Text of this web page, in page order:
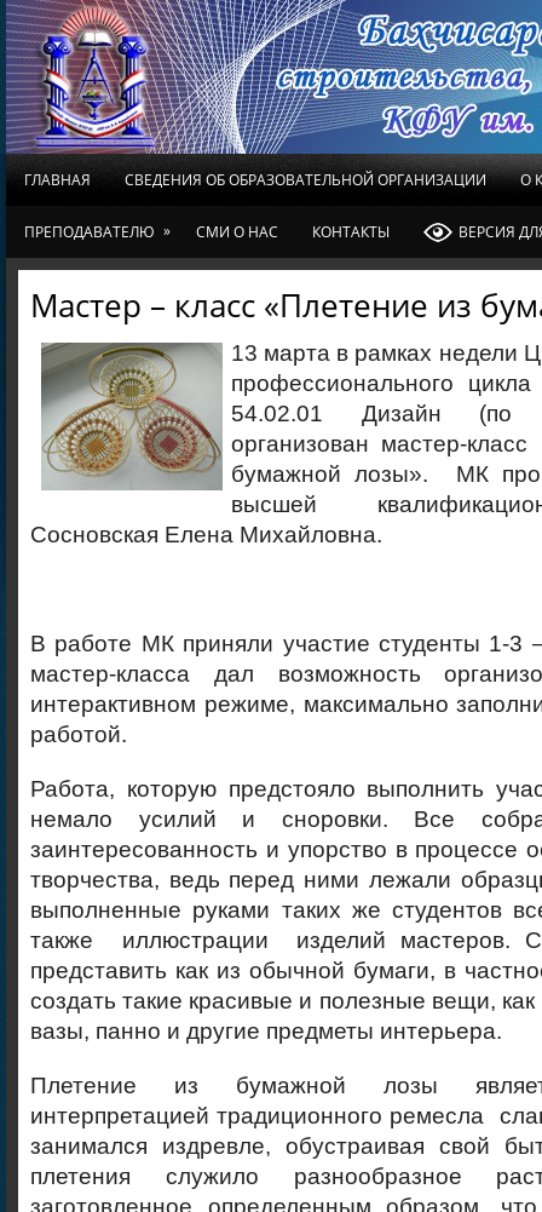
ГЛАВНАЯ СВЕДЕНИЯ ОБ ОБРАЗОВАТЕЛЬНОЙ ОРГАНИЗАЦИИ О
ПРЕПОДАВАТЕЛЮ » СМИ О НАС КОНТАКТЫ ВЕРСИЯ
Мастер – класс «Плетение из
13 марта в рамках недели
профессионального
54.02.01 Дизайн (по
организован мастер-
бумажной лозы». МК
высшей
Сосновская Елена Михайловна.
В работе МК приняли участие студенты 1-3
мастер-класса дал возможность
интерактивном режиме, максимально
работой.
Работа, которую предстояло выполнить
немало усилий и сноровки. Все
заинтересованность и упорство в процессе
творчества, ведь перед ними лежали
выполненные руками таких же студентов
также иллюстрации изделий мастеров.
представить как из обычной бумаги, в
создать такие красивые и полезные вещи, как
вазы, панно и другие предметы интерьера.
Плетение из бумажной лозы
интерпретацией традиционного ремесла
занимался издревле, обустраивая свой
плетения служило разнообразное
заготовленное определенным образом,